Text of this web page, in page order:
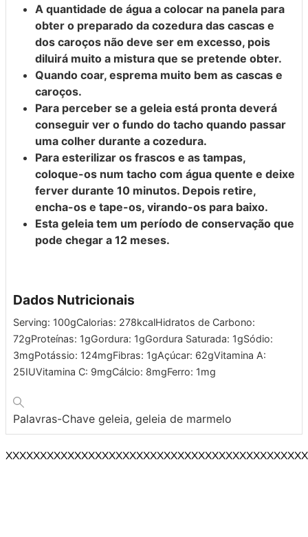
A quantidade de água a colocar na panela para
obter o preparado da cozedura das cascas e
dos caroços não deve ser em excesso, pois
diluirá muito a mistura que se pretende obter.
Quando coar, esprema muito bem as cascas e
caroços.
Para perceber se a geleia está pronta deverá
conseguir ver o fundo do tacho quando passar
uma colher durante a cozedura.
Para esterilizar os frascos e as tampas,
coloque-os num tacho com água quente e deixe
ferver durante 10 minutos. Depois retire,
encha-os e tape-os, virando-os para baixo.
Esta geleia tem um período de conservação que
pode chegar a 12 meses.
Dados Nutricionais
Serving: 100gCalorias: 278kcalHidratos de Carbono:
72gProteínas: 1gGordura: 1gGordura Saturada: 1gSódio:
3mgPotássio: 124mgFibras: 1gAçúcar: 62gVitamina A:
25IUVitamina C: 9mgCálcio: 8mgFerro: 1mg
Palavras-Chave geleia, geleia de marmelo